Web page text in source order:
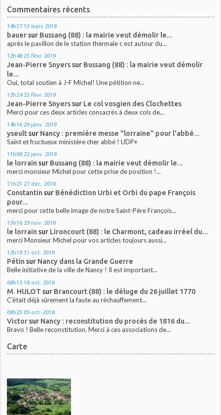
Commentaires récents
14h37 13 mars 2019
bauersur Bussang (88) : la mairie veut démolir le...
après le pavillon de le station thermale c est autour du...
12h48 23 févr. 2019
Jean-Pierre Snyerssur Bussang (88) : la mairie veut démolir
le...
Oui, total soutien à J-F Michel! Une pétition ne...
12h24 23 févr. 2019
Jean-Pierre Snyerssur Le col vosgien des Clochettes
Merci pour ces deux articles consacrés à deux cols de...
14h16 29 janv. 2019
yseultsur Nancy : première messe "lorraine" pour l'abbé...
Saint et fructueux ministère cher abbé ! UDP+
11h08 22 janv. 2019
le lorrain sur Bussang (88) : la mairie veut démolir le...
merci monsieur Michel pour cette prise de position !...
11h21 27 déc. 2018
Constantin sur Bénédiction Urbi et Orbi du pape François
pour...
merci pour cette belle image de notre Saint-Père François...
13h16 29 nov. 2018
le lorrain sur Lironcourt (88) : le Charmont, cadeau irréel du...
merci Monsieur Michel pour vos articles toujours aussi...
12h19 31 oct. 2018
Pétin sur Nancy dans la Grande Guerre
Belle initiative de la ville de Nancy ! Il est important...
08h15 18 oct. 2018
M. HULOT sur Brancourt (88) : le déluge du 26 juillet 1770
C'était déjà sûrement la faute au réchauffement...
08h23 05 oct. 2018
Victorsur Nancy : reconstitution du procès de 1816 du...
Bravo ! Belle reconstitution. Merci à ces associations de...
Carte